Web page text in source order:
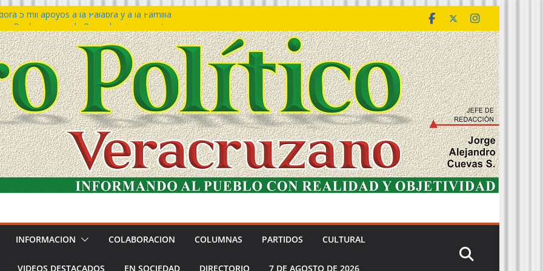
5 mil apoyos a la Palabra y a la Familia
Declaraciones de Procedencia en contra
𝙂𝙤𝙗𝙞𝙚𝙧𝙣𝙤 𝙙𝙚𝙡 𝙀𝙨𝙩𝙖𝙙𝙤 𝙖 𝙙𝙞𝙨𝙛𝙧𝙪𝙩𝙖𝙧
𝙙𝙚𝙡 𝙈𝙖𝙧 𝙚𝙣 𝘾𝙤𝙖𝙩𝙯𝙖𝙘𝙤𝙖𝙡𝙘𝙤𝙨
de policías con vocación de servicio y
SSP
Bravo rechaza acusaciones y asegura que
solicitud de desafuero
INFORMACION COLABORACION COLUMNAS PARTIDOS CULTURAL
VIDEOS DESTACADOS EN SOCIEDAD DIRECTORIO 7 DE AGOSTO DE 2026